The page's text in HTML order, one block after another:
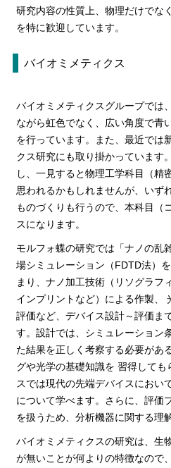
研究内容の性質上、物理だけでな
を特に歓迎しています。
バイオミメティクス
バイオミメティクスグループでは
ながら虹色でなく、広い角度で青
を行っています。また、最近では
クス研究にも取り掛かっています
し、一見すると物理工学科目（精
思われるかもしれませんが、いず
ものづくりも行うので、本科目（
スになります。
モルフォ蝶の研究では「ナノの乱
場シミュレーション（FDTD法）
まり、ナノ加工技術（リソグラフ
インプリントなど）による作製、
評価など、デバイス設計～評価ま
す。設計では、シミュレーション
た結果を正しく考察する必要があ
グや光学の基礎知識を 習得して
スでは現代の先端デバイスにおい
について学べます。さらに、評価
を扱うため、分析機器に関する理
バイオミメティクスの研究は、生
が無いことが何よりの特徴なので